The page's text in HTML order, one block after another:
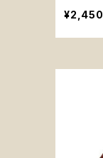
¥2,450